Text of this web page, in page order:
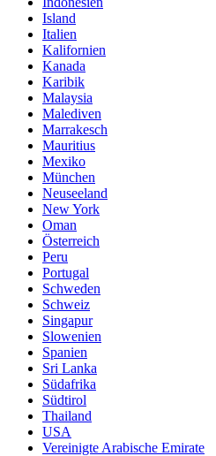
Island
Italien
Kalifornien
Kanada
Karibik
Malaysia
Malediven
Marrakesch
Mauritius
Mexiko
München
Neuseeland
New York
Oman
Österreich
Peru
Portugal
Schweden
Schweiz
Singapur
Slowenien
Spanien
Sri Lanka
Südafrika
Südtirol
Thailand
USA
Vereinigte Arabische Emirate